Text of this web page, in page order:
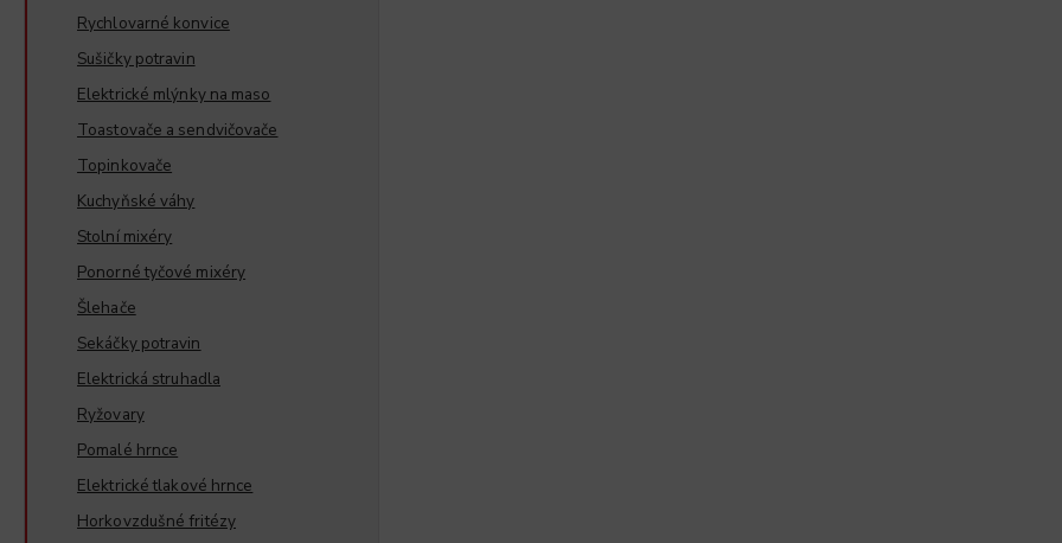
Rychlovarné konvice
Sušičky potravin
Elektrické mlýnky na maso
Toastovače a sendvičovače
Topinkovače
Kuchyňské váhy
Stolní mixéry
Ponorné tyčové mixéry
Šlehače
Sekáčky potravin
Elektrická struhadla
Ryžovary
Pomalé hrnce
Elektrické tlakové hrnce
Horkovzdušné fritézy